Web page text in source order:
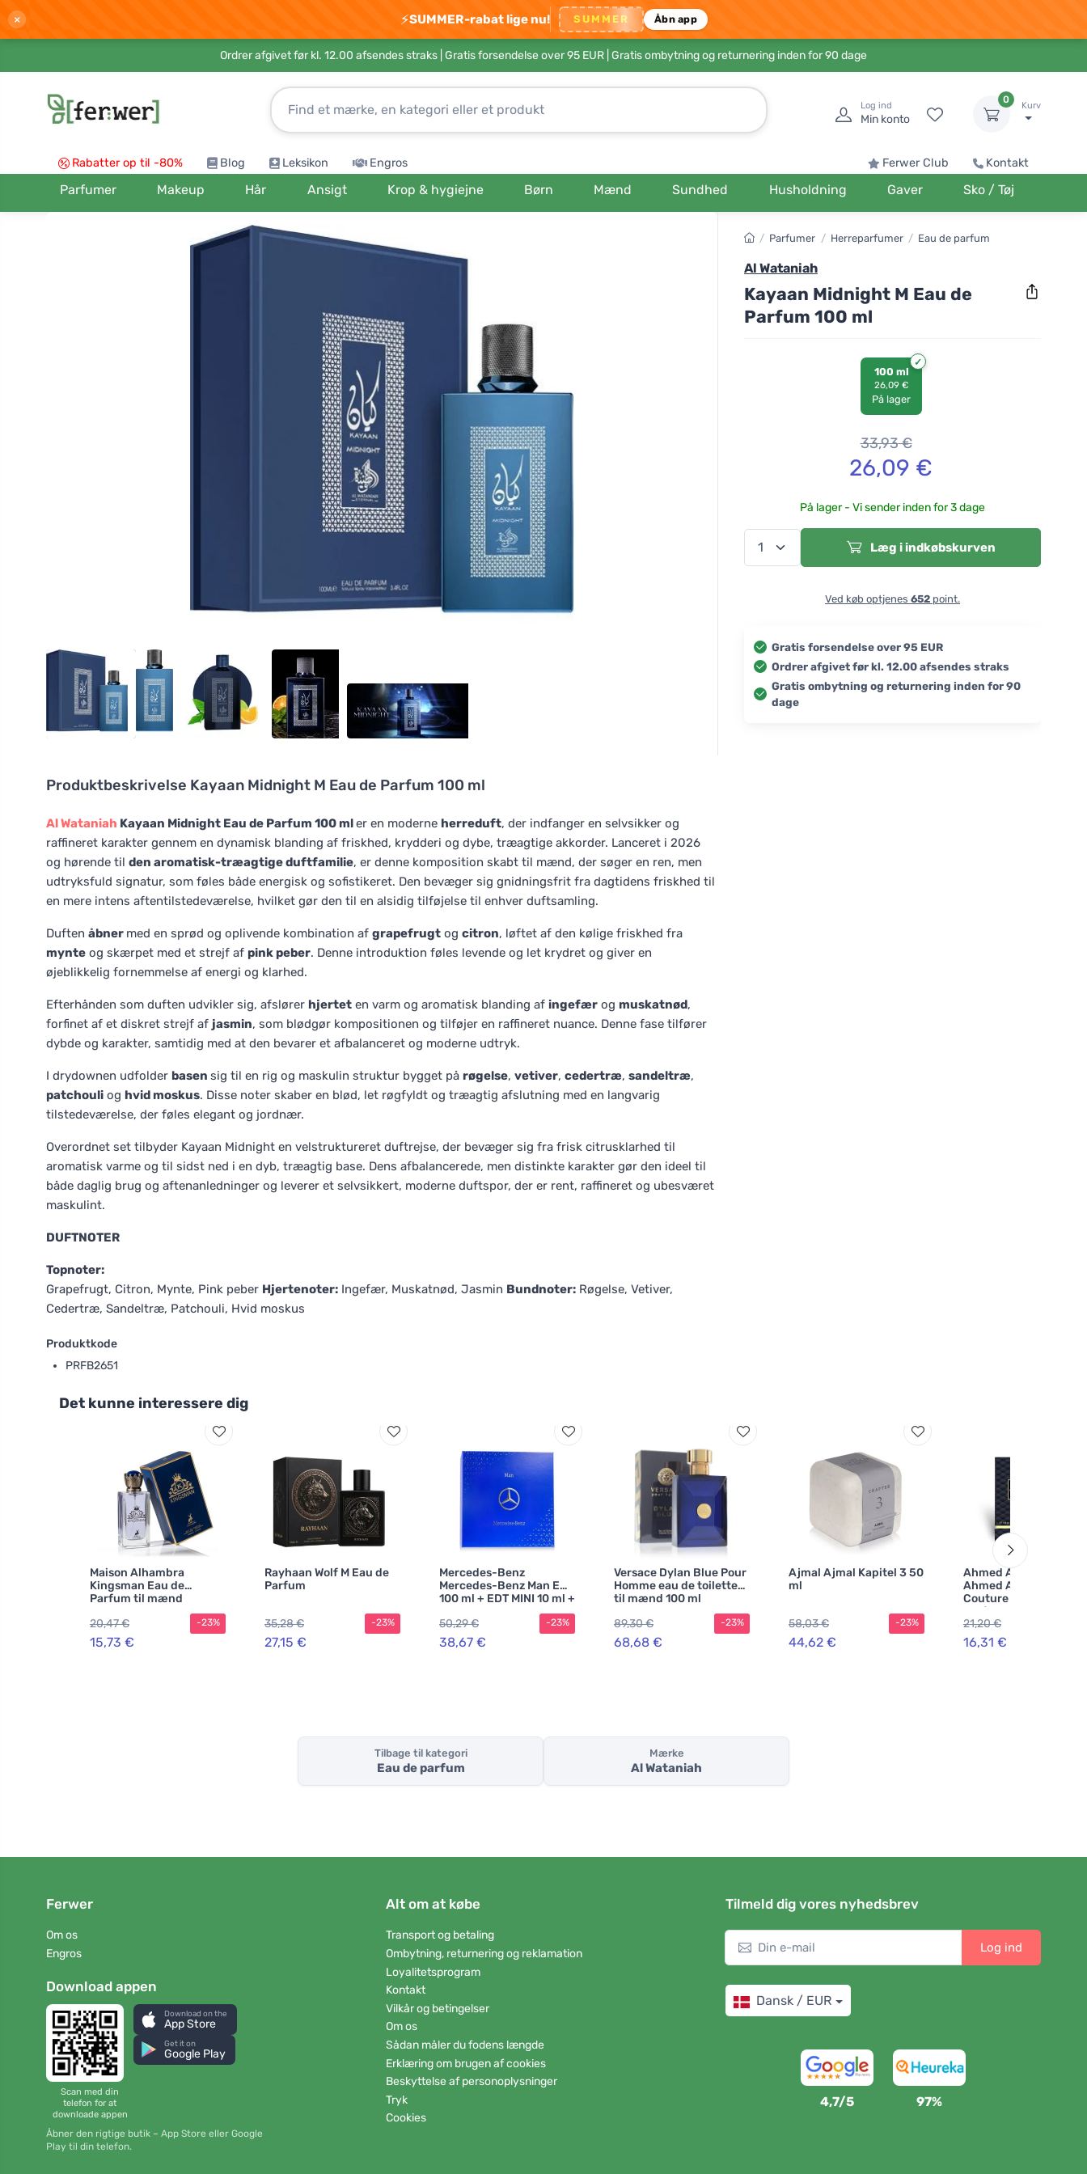
× ⚡SUMMER-rabat lige nu! SUMMER Åbn app
Ordrer afgivet før kl. 12.00 afsendes straks | Gratis forsendelse over 95 EUR | Gratis ombytning og returnering inden for 90 dage
Log ind
Min konto
0
Kurv
Rabatter op til -80% Blog Leksikon Engros Ferwer Club Kontakt
Parfumer Makeup Hår Ansigt Krop & hygiejne Børn Mænd Sundhed Husholdning Gaver Sko / Tøj
Produktbeskrivelse Kayaan Midnight M Eau de Parfum 100 ml
Al Wataniah Kayaan Midnight Eau de Parfum 100 mler en moderne herreduft, der indfanger en selvsikker og
raffineret karakter gennem en dynamisk blanding af friskhed, krydderi og dybe, træagtige akkorder. Lanceret i 2026
og hørende til den aromatisk-træagtige duftfamilie, er denne komposition skabt til mænd, der søger en ren, men
udtryksfuld signatur, som føles både energisk og sofistikeret. Den bevæger sig gnidningsfrit fra dagtidens friskhed til
en mere intens aftentilstedeværelse, hvilket gør den til en alsidig tilføjelse til enhver duftsamling.
Duften åbner med en sprød og oplivende kombination af grapefrugt og citron, løftet af den kølige friskhed fra
mynte og skærpet med et strejf af pink peber. Denne introduktion føles levende og let krydret og giver en
øjeblikkelig fornemmelse af energi og klarhed.
Efterhånden som duften udvikler sig, afslører hjertet en varm og aromatisk blanding af ingefær og muskatnød,
forfinet af et diskret strejf af jasmin, som blødgør kompositionen og tilføjer en raffineret nuance. Denne fase tilfører
dybde og karakter, samtidig med at den bevarer et afbalanceret og moderne udtryk.
I drydownen udfolder basen sig til en rig og maskulin struktur bygget på røgelse, vetiver, cedertræ, sandeltræ,
patchouli og hvid moskus. Disse noter skaber en blød, let røgfyldt og træagtig afslutning med en langvarig
tilstedeværelse, der føles elegant og jordnær.
Overordnet set tilbyder Kayaan Midnight en velstruktureret duftrejse, der bevæger sig fra frisk citrusklarhed til
aromatisk varme og til sidst ned i en dyb, træagtig base. Dens afbalancerede, men distinkte karakter gør den ideel til
både daglig brug og aftenanledninger og leverer et selvsikkert, moderne duftspor, der er rent, raffineret og ubesværet
maskulint.
DUFTNOTER
Topnoter:
Grapefrugt, Citron, Mynte, Pink peber Hjertenoter: Ingefær, Muskatnød, Jasmin Bundnoter: Røgelse, Vetiver,
Cedertræ, Sandeltræ, Patchouli, Hvid moskus
Produktkode
PRFB2651
/ Parfumer / Herreparfumer / Eau de parfum
Al Wataniah
Kayaan Midnight M Eau de
Parfum 100 ml
100 ml
26,09 €
På lager
33,93€
26,09 €
På lager - Vi sender inden for 3 dage
Læg i indkøbskurven
Ved køb optjenes 652 point.
Gratis forsendelse over 95 EUR
Ordrer afgivet før kl. 12.00 afsendes straks
Gratis ombytning og returnering inden for 90
dage
Det kunne interessere dig
Maison Alhambra
Kingsman Eau de
Parfum til mænd
20,47 €
15,73 €
-23%
Rayhaan Wolf M Eau de
Parfum
35,28 €
27,15 €
-23%
Mercedes-Benz
Mercedes-Benz Man EDT
100 ml + EDT MINI 10 ml +
50,29 €
38,67 €
-23%
Versace Dylan Blue Pour
Homme eau de toilette
til mænd 100 ml
89,30 €
68,68 €
-23%
Ajmal Ajmal Kapitel 3 50
ml
58,03 €
44,62 €
-23%
Ahmed Al Maghribi
Ahmed Al Maghribi
Couture
parfumeekstrakt til
kvinder
21,20 €
16,31 €
Tilbage til kategori
Eau de parfum
Mærke
Al Wataniah
Ferwer
Om os
Engros
Download appen
Scan med din
telefon for at
downloade appen
Download on the
App Store
Get it on
Google Play
Åbner den rigtige butik – App Store eller Google
Play til din telefon.
Alt om at købe
Transport og betaling
Ombytning, returnering og reklamation
Loyalitetsprogram
Kontakt
Vilkår og betingelser
Om os
Sådan måler du fodens længde
Erklæring om brugen af cookies
Beskyttelse af personoplysninger
Tryk
Cookies
Tilmeld dig vores nyhedsbrev
Log ind
Dansk / EUR
4,7/5 97%